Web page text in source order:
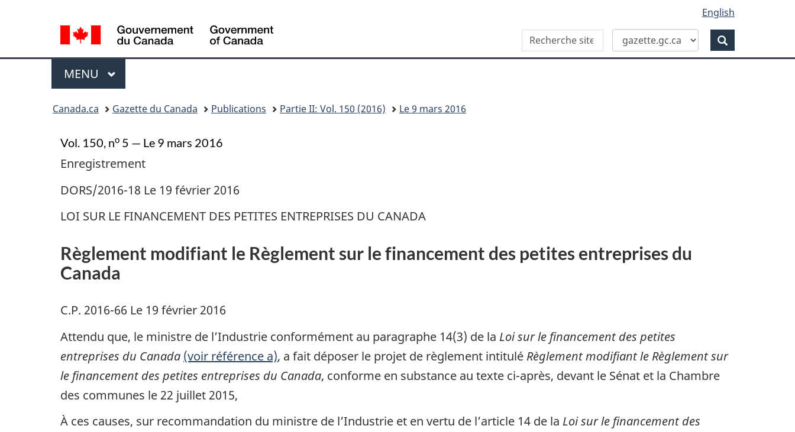
content
this
version
de
la
langue
English
of
Recherche
Recherche
dans
site
Menu
MENU PRINCIPAL
Canada.ca Gazette du Canada Publications Partie II: Vol. 150 (2016) Le 9 mars 2016
Vol. 150, no 5 — Le 9 mars 2016
Enregistrement
DORS/2016-18 Le 19 février 2016
LOI SUR LE FINANCEMENT DES PETITES ENTREPRISES DU CANADA
Règlement modifiant le Règlement sur le financement des petites entreprises du
Canada
C.P. 2016-66 Le 19 février 2016
Attendu que, le ministre de l’Industrie conformément au paragraphe 14(3) de la Loi sur le financement des petites
entreprises du Canada (voir référence a), a fait déposer le projet de règlement intitulé Règlement modifiant le Règlement sur
le financement des petites entreprises du Canada, conforme en substance au texte ci-après, devant le Sénat et la Chambre
des communes le 22 juillet 2015,
À ces causes, sur recommandation du ministre de l’Industrie et en vertu de l’article 14 de la Loi sur le financement des